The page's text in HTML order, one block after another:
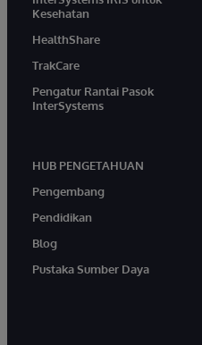
Kesehatan
HealthShare
TrakCare
Pengatur Rantai Pasok
InterSystems
HUB PENGETAHUAN
Pengembang
Pendidikan
Blog
Pustaka Sumber Daya